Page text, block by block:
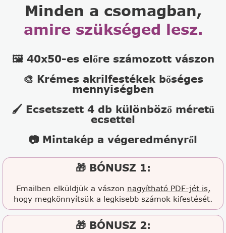
Minden a csomagban,
amire szükséged lesz.
🖼️ 40x50-es előre számozott vászon
🎨 Krémes akrilfestékek bőséges
mennyiségben
🖌️ Ecsetszett 4 db különböző méretű
ecsettel
📷 Mintakép a végeredményről
🎁 BÓNUSZ 1:
Emailben elküldjük a vászon nagyítható PDF-jét is,
hogy megkönnyítsük a legkisebb számok kifestését.
🎁 BÓNUSZ 2: